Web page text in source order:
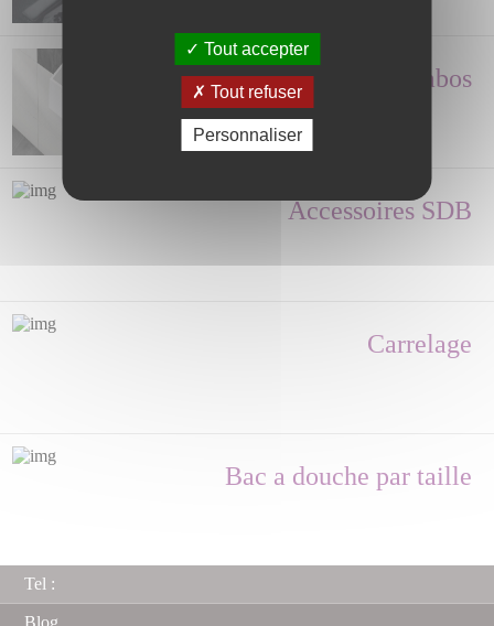
Lave-mains, Lavabos
Accessoires SDB
Carrelage
Bac a douche par taille
Tel :
Tout accepter
Tout refuser
Personnaliser